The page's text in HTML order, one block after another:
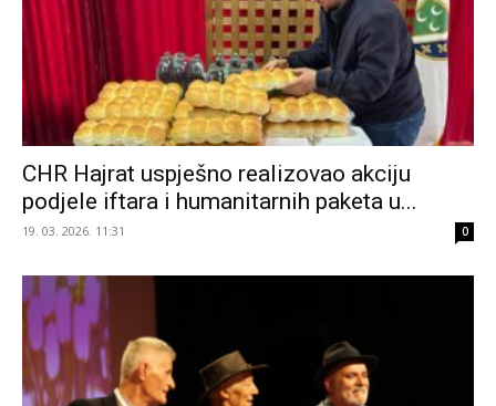
CHR Hajrat uspješno realizovao akciju
podjele iftara i humanitarnih paketa u...
19. 03. 2026. 11:31 0